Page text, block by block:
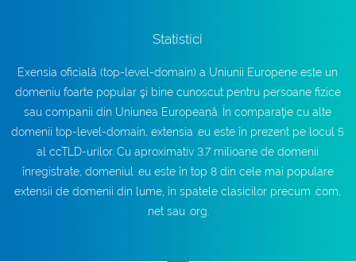
Statistici
Exensia oficială (top-level-domain) a Uniunii Europene este un
domeniu foarte popular şi bine cunoscut pentru persoane fizice
sau companii din Uniunea Europeană. În comparaţie cu alte
domenii top-level-domain, extensia .eu este în prezent pe locul 5
al ccTLD-urilor. Cu aproximativ 3.7 milioane de domenii
înregistrate, domeniul .eu este în top 8 din cele mai populare
extensii de domenii din lume, în spatele clasicilor precum .com,
.net sau .org.